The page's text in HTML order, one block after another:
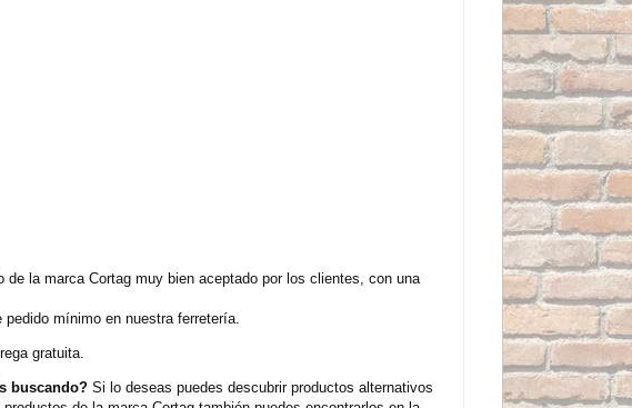
la marca Cortag muy bien aceptado por los clientes, con una
mínimo en nuestra ferretería.
gratuita.
buscando? Si lo deseas puedes descubrir productos alternativos